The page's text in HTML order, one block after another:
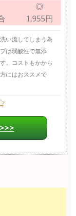
◎
1,955円
い流してしまう為
は弱酸性で無添
。コストもかから
にはおススメで